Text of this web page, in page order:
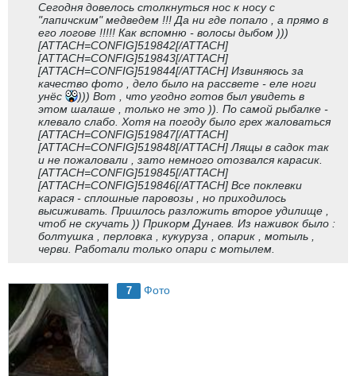
Сегодня довелось столкнуться нос к носу с
"лапичским" медведем !!! Да ни где попало , а прямо в
его логове !!!!! Как вспомню - волосы дыбом )))
[ATTACH=CONFIG]519842[/ATTACH]
[ATTACH=CONFIG]519843[/ATTACH]
[ATTACH=CONFIG]519844[/ATTACH] Извиняюсь за
качество фото , дело было на рассвете - еле ноги
унёс
))) Вот , что угодно готов был увидеть в
этом шалаше , только не это )). По самой рыбалке -
клевало слабо. Хотя на погоду было грех жаловаться
[ATTACH=CONFIG]519847[/ATTACH]
[ATTACH=CONFIG]519848[/ATTACH] Лящы в садок так
и не пожаловали , зато немного отозвался карасик.
[ATTACH=CONFIG]519845[/ATTACH]
[ATTACH=CONFIG]519846[/ATTACH] Все поклевки
карася - сплошные паровозы , но приходилось
высиживать. Пришлось разложить второе удилище ,
чтоб не скучать )) Прикорм Дунаев. Из наживок было :
болтушка , перловка , кукуруза , опарик , мотыль ,
черви. Работали только опари с мотылем.
7 Фото